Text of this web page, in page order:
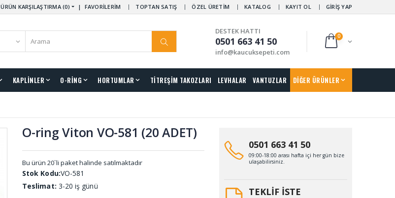
ÜRÜN KARŞILAŞTIRMA (0) | FAVORİLERİM TOPTAN SATIŞ ÖZEL ÜRETİM KATALOG KAYIT OL GİRİŞ YAP
DESTEK HATTI
0501 663 41 50
info@kaucuksepeti.com
0
KAPLİNLER O-RİNG HORTUMLAR TİTREŞİM TAKOZLARI LEVHALAR VANTUZLAR DİĞER ÜRÜNLER
O-ring Viton VO-581 (20 ADET)
Bu ürün 20`li paket halinde satılmaktadır
Stok Kodu:VO-581
Teslimat: 3-20 iş günü
0501 663 41 50
09:00-18:00 arası hafta içi her gün bize
ulaşabilirsiniz.
TEKLİF İSTE